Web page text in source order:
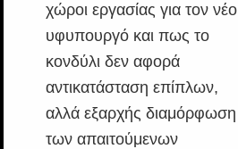
χώροι εργασίας για τον νέο
υφυπουργό και πως το
κονδύλι δεν αφορά
αντικατάσταση επίπλων,
αλλά εξαρχής διαμόρφωση
των απαιτούμενων